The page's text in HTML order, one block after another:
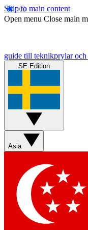
Skip to main content
Open menu Close main
guide till teknikprylar
SE Edition
Asia